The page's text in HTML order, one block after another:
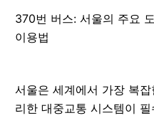
370번 버스: 서울의 주요
이용법
서울은 세계에서 가장 복
리한 대중교통 시스템이